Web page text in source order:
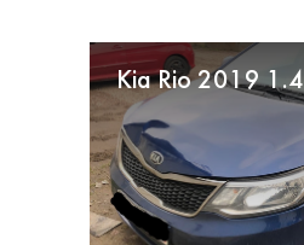
Kia Rio 2019 1.4